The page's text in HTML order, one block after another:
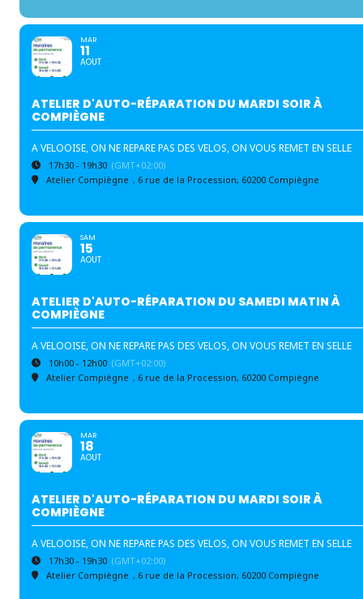
MAR
11
AOUT
ATELIER D'AUTO-RÉPARATION DU MARDI SOIR À
COMPIÈGNE
A VELOOISE, ON NE REPARE PAS DES VELOS, ON VOUS REMET EN SELLE
17h30 - 19h30 (GMT+02:00)
Atelier Compiègne , 6 rue de la Procession, 60200 Compiègne
SAM
15
AOUT
ATELIER D'AUTO-RÉPARATION DU SAMEDI MATIN À
COMPIÈGNE
A VELOOISE, ON NE REPARE PAS DES VELOS, ON VOUS REMET EN SELLE
10h00 - 12h00 (GMT+02:00)
Atelier Compiègne , 6 rue de la Procession, 60200 Compiègne
MAR
18
AOUT
ATELIER D'AUTO-RÉPARATION DU MARDI SOIR À
COMPIÈGNE
A VELOOISE, ON NE REPARE PAS DES VELOS, ON VOUS REMET EN SELLE
17h30 - 19h30 (GMT+02:00)
Atelier Compiègne , 6 rue de la Procession, 60200 Compiègne